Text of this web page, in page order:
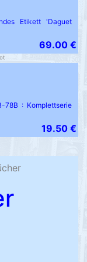
Etikett 'Daguet
69.00 €
78B : Komplettserie
19.50 €